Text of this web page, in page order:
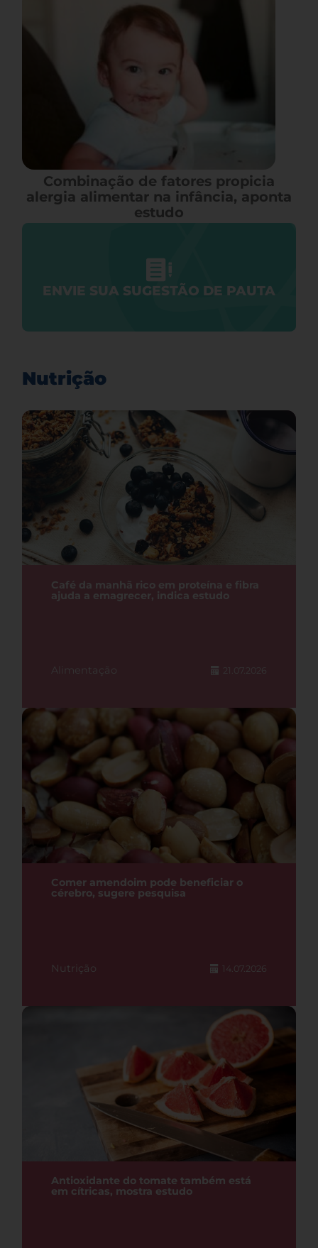
Combinação de fatores propicia
alergia alimentar na infância, aponta
estudo
ENVIE SUA SUGESTÃO DE PAUTA
Nutrição
Café da manhã rico em proteína e fibra
ajuda a emagrecer, indica estudo
Alimentação 21.07.2026
Comer amendoim pode beneficiar o
cérebro, sugere pesquisa
Nutrição 14.07.2026
Antioxidante do tomate também está
em cítricas, mostra estudo